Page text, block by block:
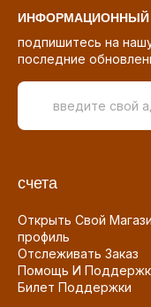
ИНФОРМАЦИОННЫЙ
подпишитесь на
последние
счета
Открыть Свой
профиль
Отслеживать Заказ
Помощь И
Билет Поддержки